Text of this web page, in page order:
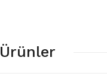
Ürünler